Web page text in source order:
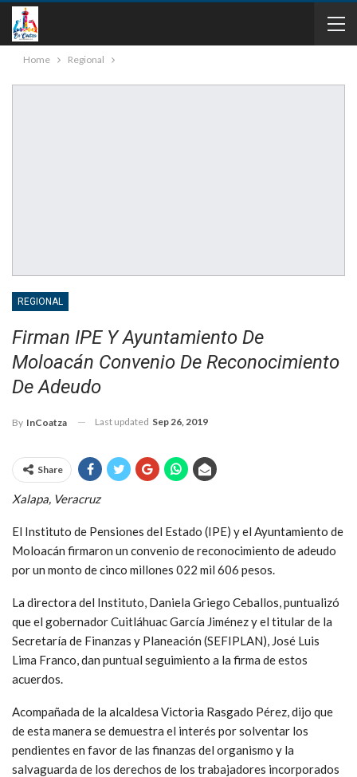
Home Regional
REGIONAL
Firman IPE Y Ayuntamiento De
Moloacán Convenio De Reconocimiento
De Adeudo
By InCoatza Last updated Sep 26, 2019
Share
Xalapa, Veracruz
El Instituto de Pensiones del Estado (IPE) y el Ayuntamiento de
Moloacán firmaron un convenio de reconocimiento de adeudo
por un monto de cinco millones 022 mil 606 pesos.
La directora del Instituto, Daniela Griego Ceballos, puntualizó
que el gobernador Cuitláhuac García Jiménez y el titular de la
Secretaría de Finanzas y Planeación (SEFIPLAN), José Luis
Lima Franco, dan puntual seguimiento a la firma de estos
acuerdos.
Acompañada de la alcaldesa Victoria Rasgado Pérez, dijo que
de esta manera se demuestra el interés por solventar los
pendientes en favor de las finanzas del organismo y la
salvaguarda de los derechos de los trabajadores incorporados